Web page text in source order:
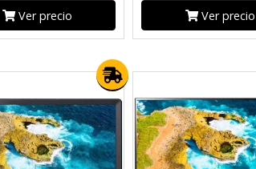
Ver precio Ver precio